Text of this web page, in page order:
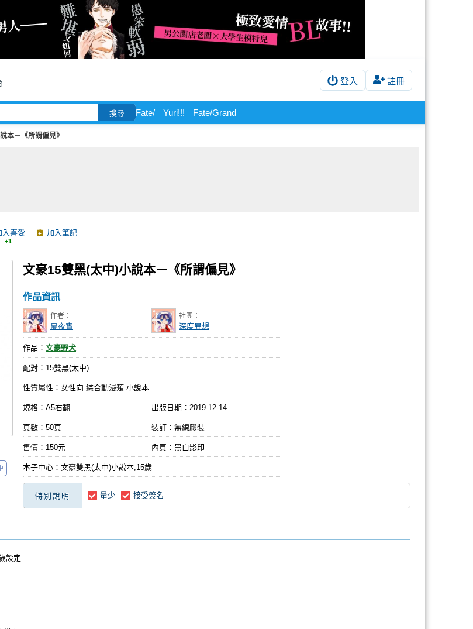
登入 註冊
搜尋 Fate/ Yuri!!! Fate/Grand
本－《所謂偏見》
入喜愛
+1
加入筆記
文豪15雙黑(太中)小說本－《所謂偏見》
作品資訊
作者：
夏夜實
社團：
深度異想
作品： 文豪野犬
配對：15雙黑(太中)
性質屬性：女性向 綜合動漫類 小說本
規格：A5右翻 出版日期： 2019-12-14
頁數：50頁 裝訂：無線膠裝
售價：150元 內頁：黑白影印
本子中心：文豪雙黑(太中)小說本,15歲
特別說明 量少 接受簽名
設定